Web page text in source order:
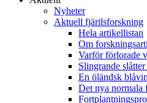
Nyheter
Aktuell fjärilsforskning
Hela artikellistan
Om
Varför förlorade
Slingrande
En öländsk
Det nya normala